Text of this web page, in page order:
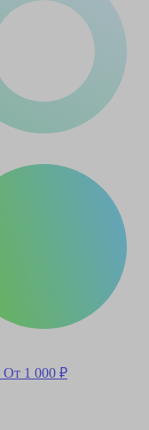
От 1 000 ₽